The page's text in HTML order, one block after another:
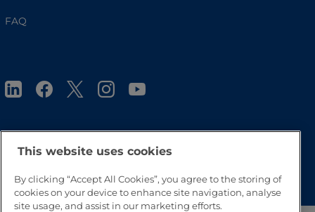
FAQ
This website uses cookies
By clicking “Accept All Cookies”, you agree to the storing of
cookies on your device to enhance site navigation, analyse
site usage, and assist in our marketing efforts.